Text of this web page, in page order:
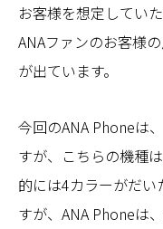
お客様を想定してい
ANAファンのお客様
が出ています。
今回のANA Phoneは
すが、こちらの機種
的には4カラーがだ
すが、ANA Phoneは